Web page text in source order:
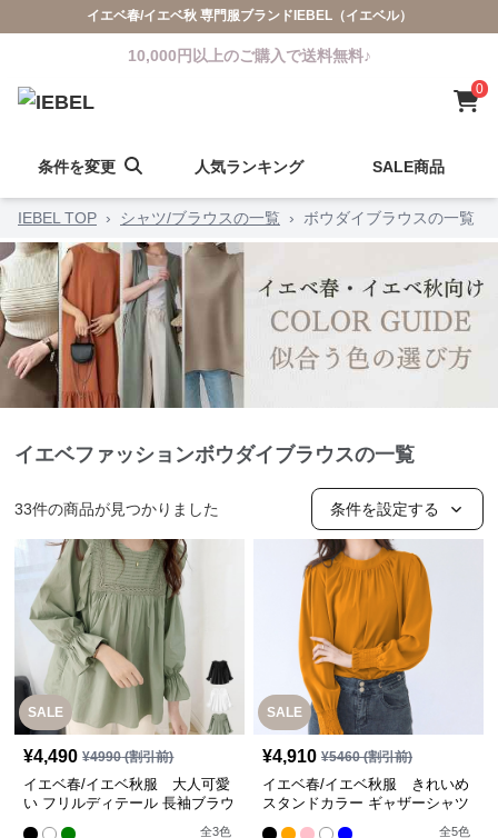
イエベ春/イエベ秋 専門服ブランドIEBEL（イエベル）
10,000円以上のご購入で送料無料♪
0
条件を変更 人気ランキング SALE商品
IEBEL TOP › シャツ/ブラウスの一覧 › ボウダイブラウスの一覧
イエベファッションボウダイブラウスの一覧
33件の商品が見つかりました 条件を設定する
SALE
¥4,490 ¥4990(割引前)
イエベ春/イエベ秋服 大人可愛
い フリルディテール 長袖ブラウ
全3色
SALE
¥4,910 ¥5460(割引前)
イエベ春/イエベ秋服 きれいめ
スタンドカラー ギャザーシャツ
全5色